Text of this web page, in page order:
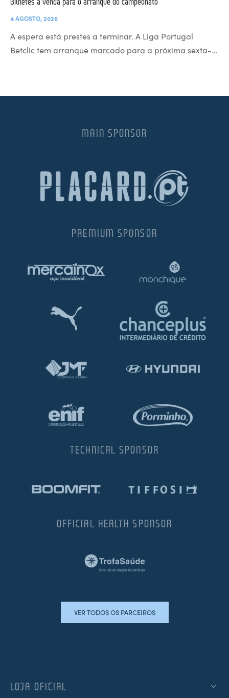
4 AGOSTO, 2026
A espera está prestes a terminar. A Liga Portugal
Betclic tem arranque marcado para a próxima sexta-…
MAIN SPONSOR
PREMIUM SPONSOR
TECHNICAL SPONSOR
OFFICIAL HEALTH SPONSOR
VER TODOS OS PARCEIROS
LOJA OFICIAL